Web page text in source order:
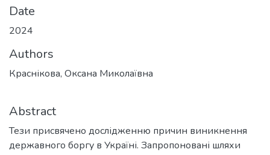
Date
2024
Authors
Краснікова, Оксана Миколаївна
Abstract
Тези присвячено дослідженню причин виникнення
державного боргу в Україні. Запропоновані шляхи